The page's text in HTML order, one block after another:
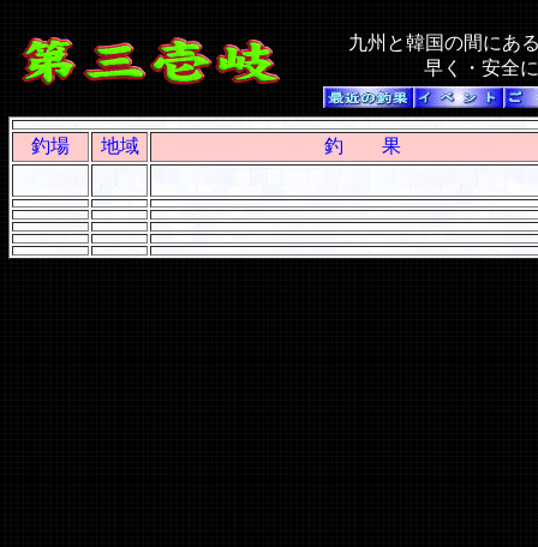
九州と韓国の間にあ
早く・安全
釣場 地域 釣 果